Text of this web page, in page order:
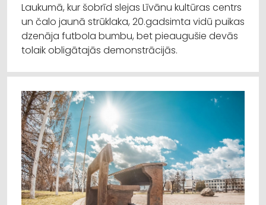
Laukumā, kur šobrīd slejas Līvānu kultūras centrs
un čalo jaunā strūklaka, 20.gadsimta vidū puikas
dzenāja futbola bumbu, bet pieaugušie devās
tolaik obligātajās demonstrācijās.